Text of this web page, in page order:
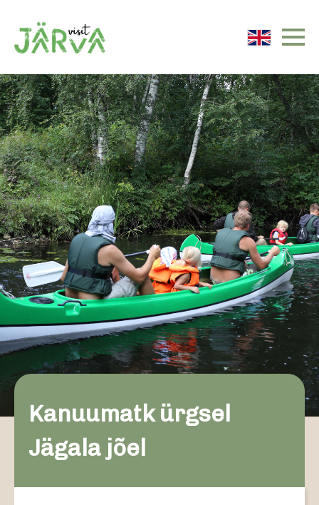
Järvamaa turismiinfo
Kanuumatk ürgsel
Jägala jõel